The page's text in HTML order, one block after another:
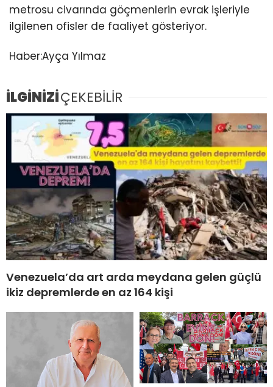
metrosu civarında göçmenlerin evrak işleriyle
ilgilenen ofisler de faaliyet gösteriyor.
Haber:Ayça Yılmaz
İLGİNİZİÇEKEBİLİR
Venezuela’da art arda meydana gelen güçlü
ikiz depremlerde en az 164 kişi